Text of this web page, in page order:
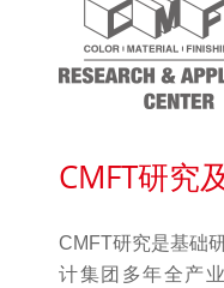
CMFT研究
CMFT研究是基础
计集团多年全产